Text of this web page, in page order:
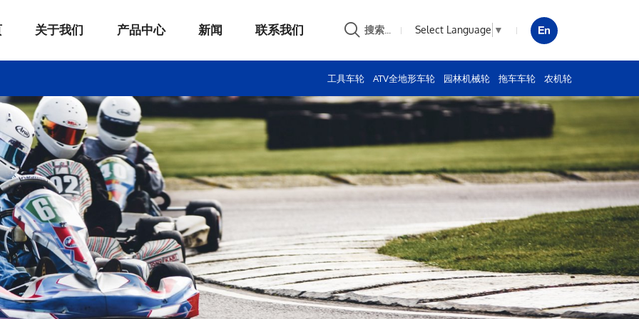
关于我们 产品中心 新闻 联系我们 搜索... Select Language ▼
工具车轮 ATV全地形车轮 园林机械轮 拖车车轮 农机轮